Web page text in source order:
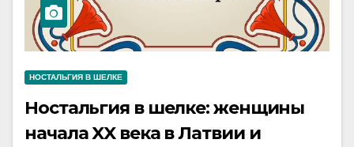
НОСТАЛЬГИЯ В ШЕЛКЕ
Ностальгия в шелке: женщины
начала XX века в Латвии и